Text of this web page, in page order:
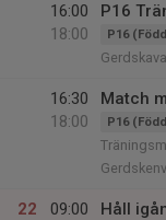
16:00
18:00
P16
P16
16:30
18:00
Match
P16
22
09:00
Håll